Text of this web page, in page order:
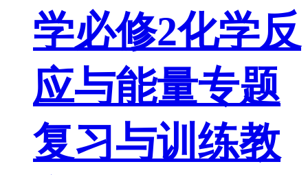
学必修2化学反
应与能量专题
复习与训练教